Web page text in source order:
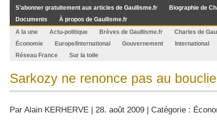
S’abonner gratuitement aux articles de Gaullisme.fr
Biographie de
Documents
À propos de Gaullisme.fr
A la une
Actu-politique Brèves de Gaullisme.fr
Charles de
Économie
Europe/International Gouvernement
International
Réseau France
Sur la toile
Sarkozy ne renonce pas au
Par Alain KERHERVE | 28. août 2009 | Catégorie :